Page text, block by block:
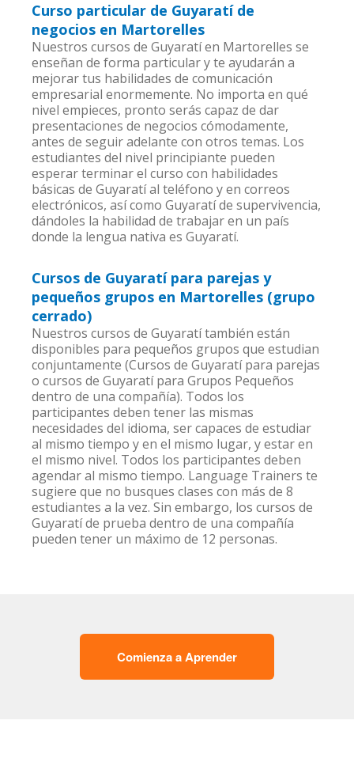
Curso particular de Guyaratí de
negocios en Martorelles
Nuestros cursos de Guyaratí en Martorelles se
enseñan de forma particular y te ayudarán a
mejorar tus habilidades de comunicación
empresarial enormemente. No importa en qué
nivel empieces, pronto serás capaz de dar
presentaciones de negocios cómodamente,
antes de seguir adelante con otros temas. Los
estudiantes del nivel principiante pueden
esperar terminar el curso con habilidades
básicas de Guyaratí al teléfono y en correos
electrónicos, así como Guyaratí de supervivencia,
dándoles la habilidad de trabajar en un país
donde la lengua nativa es Guyaratí.
Cursos de Guyaratí para parejas y
pequeños grupos en Martorelles (grupo
cerrado)
Nuestros cursos de Guyaratí también están
disponibles para pequeños grupos que estudian
conjuntamente (Cursos de Guyaratí para parejas
o cursos de Guyaratí para Grupos Pequeños
dentro de una compañía). Todos los
participantes deben tener las mismas
necesidades del idioma, ser capaces de estudiar
al mismo tiempo y en el mismo lugar, y estar en
el mismo nivel. Todos los participantes deben
agendar al mismo tiempo. Language Trainers te
sugiere que no busques clases con más de 8
estudiantes a la vez. Sin embargo, los cursos de
Guyaratí de prueba dentro de una compañía
pueden tener un máximo de 12 personas.
Comienza a Aprender